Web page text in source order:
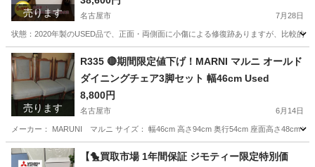
売ります 名古屋市 7月28日
状態：2020年製のUSED品で、正面・両側面に小傷による修復跡ありますが、比較的
愛知 名古屋市 生活家電 商品
売ります
R335 🔴期間限定値下げ！MARNI マルニ オールド
ダイニングチェア3脚セット 幅46cm Used
8,800円
名古屋市 6月14日
メーカー： MARUNI マルニ サイズ： 幅46cm 高さ94cm 奥行54cm 座面高さ48cm
愛知 名古屋市 椅子 マルニ
【🐤買取市場 1年間保証 ジモティー限定特別価